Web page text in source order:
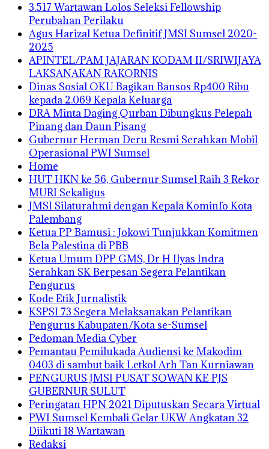
3.517 Wartawan Lolos Seleksi Fellowship
Perubahan Perilaku
Agus Harizal Ketua Definitif JMSI Sumsel 2020-
2025
APINTEL/PAM JAJARAN KODAM II/SRIWIJAYA
LAKSANAKAN RAKORNIS
Dinas Sosial OKU Bagikan Bansos Rp400 Ribu
kepada 2.069 Kepala Keluarga
DRA Minta Daging Qurban Dibungkus Pelepah
Pinang dan Daun Pisang
Gubernur Herman Deru Resmi Serahkan Mobil
Operasional PWI Sumsel
Home
HUT HKN ke 56, Gubernur Sumsel Raih 3 Rekor
MURI Sekaligus
JMSI Silaturahmi dengan Kepala Kominfo Kota
Palembang
Ketua PP Bamusi : Jokowi Tunjukkan Komitmen
Bela Palestina di PBB
Ketua Umum DPP GMS, Dr H Ilyas Indra
Serahkan SK Berpesan Segera Pelantikan
Pengurus
Kode Etik Jurnalistik
KSPSI 73 Segera Melaksanakan Pelantikan
Pengurus Kabupaten/Kota se-Sumsel
Pedoman Media Cyber
Pemantau Pemilukada Audiensi ke Makodim
0403 di sambut baik Letkol Arh Tan Kurniawan
PENGURUS JMSI PUSAT SOWAN KE PJS
GUBERNUR SULUT
Peringatan HPN 2021 Diputuskan Secara Virtual
PWI Sumsel Kembali Gelar UKW Angkatan 32
Diikuti 18 Wartawan
Redaksi